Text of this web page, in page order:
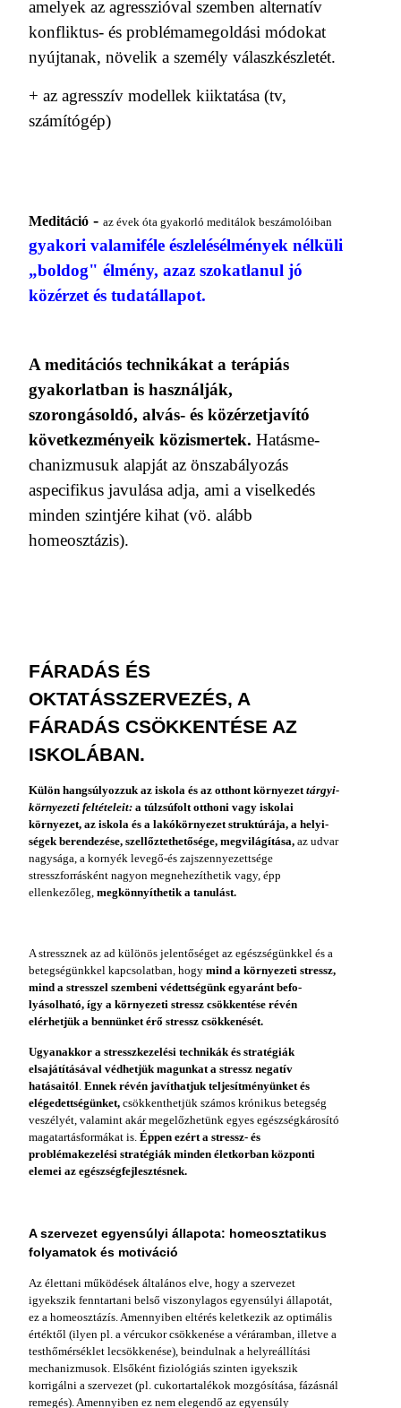
amelyek az agresszióval szemben alternatív
konfliktus- és problémamegoldási módokat
nyújtanak, növelik a személy válaszkészletét.
+ az agresszív modellek kiiktatása (tv,
számítógép)
Meditáció - az évek óta gyakor­ló meditálok beszámolóiban
gyakori valamiféle észlelésélmények nélküli
„boldog" élmény, azaz szokatlanul jó
közérzet és tudatállapot.
A medi­tációs technikákat a terápiás
gyakorlatban is használják,
szorongásoldó, alvás- és közérzetjavító
következményeik közismertek. Hatásme­
chanizmusuk alapját az önszabályozás
aspecifikus javulása adja, ami a viselkedés
minden szintjére kihat (vö. alább
homeosztázis).
FÁRADÁS ÉS
OKTATÁSSZERVEZÉS, A
FÁRADÁS CSÖKKENTÉSE AZ
ISKOLÁBAN.
Külön hangsúlyozzuk az iskola és az otthont környezettárgyi-
környezeti feltét­eleit: a túlzsúfolt otthoni vagy iskolai
környezet, az iskola és a lakókörnyezet struktúrája, a helyi­
ségek berendezése, szellőztethetősége, megvi­lágítása, az udvar
nagysága, a kornyék levegő-és zajszennyezettsége
stresszforrásként nagyon megnehezíthetik vagy, épp
ellenkezőleg, meg­könnyíthetik a tanulást.
A stressznek az ad különös jelentőséget az egészségünkkel és a
betegségünkkel kapcsolat­ban, hogy mind a környezeti stressz,
mind a stresszel szembeni védettségünk egyaránt befo­
lyásolható, így a környezeti stressz csökkenté­se révén
elérhetjük a bennünket érő stressz csök­kenését.
Ugyanakkor a stresszkezelési technikák és stratégiák
elsajátításával védhetjük magunkat a stressz negatív
hatásaitól. Ennek révén javít­hatjuk teljesítményünket és
elégedettségünket, csökkenthetjük számos krónikus betegség
ve­szélyét, valamint akár megelőzhetünk egyes egészségkárosító
magatartásformákat is. Éppen ezért a stressz- és
problémakezelési stratégiák minden életkorban központi
elemei az egészség­fejlesztésnek.
A szervezet egyensúlyi állapota: homeosztatikus
folyamatok és motiváció
Az élettani működések általános elve, hogy a szervezet
igyekszik fenntartani belső viszonyla­gos egyensúlyi állapotát,
ez a homeosztázís. Amennyiben eltérés keletkezik az optimális
ér­téktől (ilyen pl. a vércukor csökkenése a vér­áramban, illetve a
testhőmérséklet lecsökkenése), beindulnak a helyreállítási
mechanizmusok. Elsőként fiziológiás szinten igyekszik
korrigálni a szervezet (pl. cukortartalékok mozgósítása, fázásnál
remegés). Amennyiben ez nem elegendő az egyensúly